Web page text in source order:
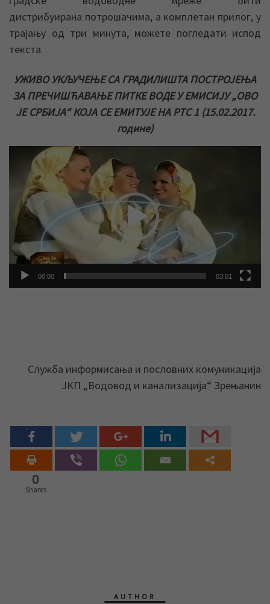
дистрибуирана потрошачима, а комплетан прилог, у
трајању од три минута, можете погледати испод
текста.
УЖИВО УКЉУЧЕЊЕ СА ГРАДИЛИШТА ПОСТРОЈЕЊА
ЗА ПРЕЧИШЋАВАЊЕ ПИТКЕ ВОДЕ У ЕМИСИЈУ „ОВО
ЈЕ СРБИЈА“ КОЈА СЕ ЕМИТУЈЕ НА РТС 1 (15.02.2017.
године)
Прегледач
видео
записа
00:00 03:01
Служба информисања и пословних комуникација
ЈКП „Водовод и канализација“ Зрењанин
0
Shares
AUTHOR